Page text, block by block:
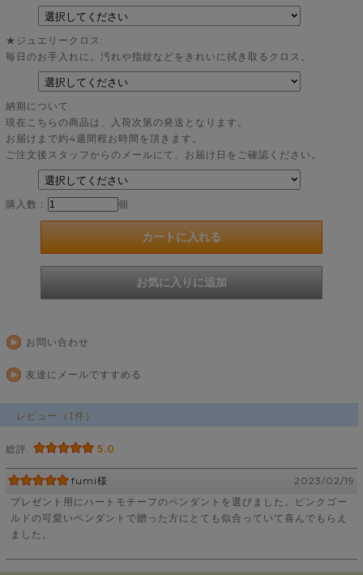
★ジュエリークロス:
毎日のお手入れに。汚れや指紋などをきれいに拭き取るクロス。
納期について:
現在こちらの商品は、入荷次第の発送となります。
お届けまで約4週間程お時間を頂きます。
ご注文後スタッフからのメールにて、お届け日をご確認ください。
購入数： 個
お問い合わせ
友達にメールですすめる
レビュー（1件）
総評: 5.0
fumi様
2023/02/19
プレゼント用にハートモチーフのペンダントを選びました。ピンクゴー
ルドの可愛いペンダントで贈った方にとても似合っていて喜んでもらえ
ました。